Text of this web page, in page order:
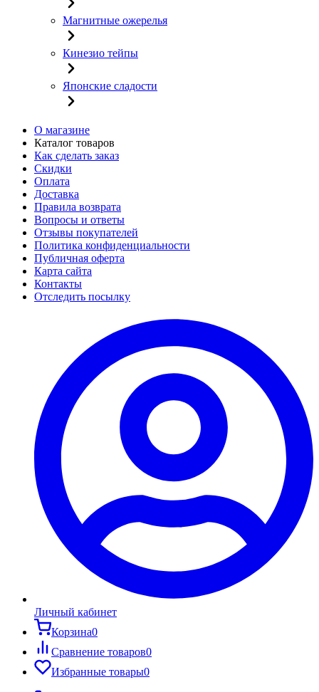
Магнитные ожерелья
Кинезио тейпы
Японские сладости
О магазине
Каталог товаров
Как сделать заказ
Скидки
Оплата
Доставка
Правила возврата
Вопросы и ответы
Отзывы покупателей
Политика конфиденциальности
Публичная оферта
Карта сайта
Контакты
Отследить посылку
Личный кабинет
Корзина0
Сравнение товаров0
Избранные товары0